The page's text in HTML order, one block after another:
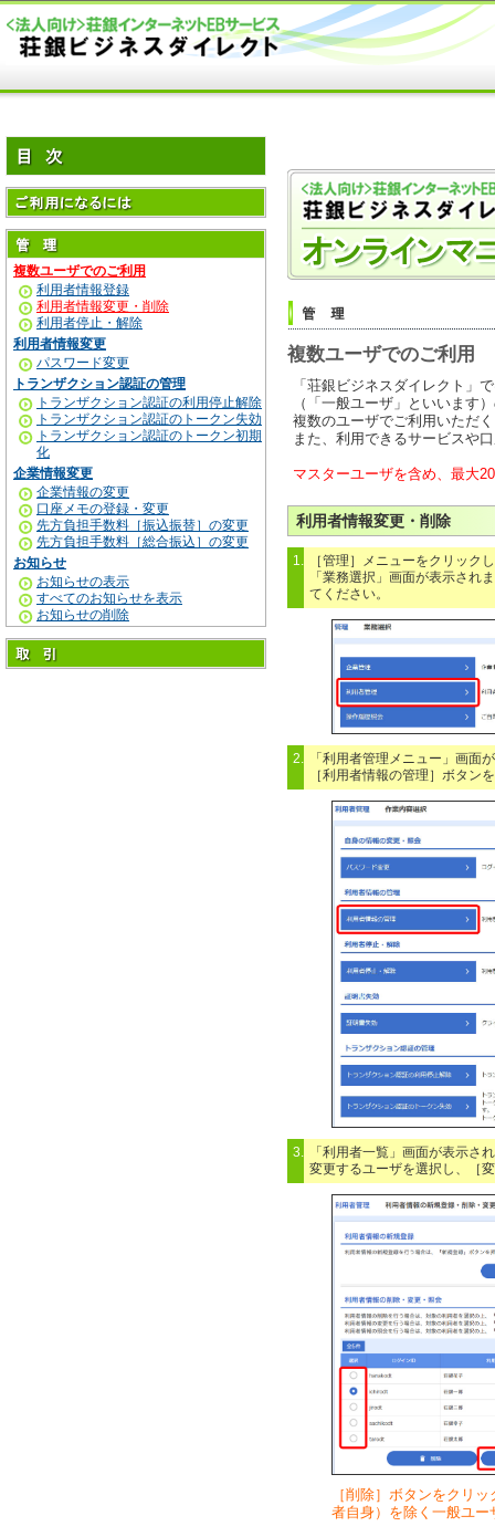
複数ユーザでのご利用
利用者情報登録
利用者情報変更・削除
利用者停止・解除
利用者情報変更
パスワード変更
トランザクション認証の管理
トランザクション認証の利用停止解除
トランザクション認証のトークン失効
トランザクション認証のトークン初期
化
企業情報変更
企業情報の変更
口座メモの登録・変更
先方負担手数料［振込振替］の変更
先方負担手数料［総合振込］の変更
お知らせ
お知らせの表示
すべてのお知らせを表示
お知らせの削除
複数ユーザでのご利用
「荘銀ビジネスダイレクト」
（「一般ユーザ」といいます
複数のユーザでご利用いただ
また、利用できるサービスや
マスターユーザを含め、最大
利用者情報変更・削除
1.
［管理］メニューをクリック
「業務選択」画面が表示され
てください。
2.
「利用者管理メニュー」画面
［利用者情報の管理］ボタン
3.
「利用者一覧」画面が表示さ
変更するユーザを選択し、［
［削除］ボタンをクリ
者自身）を除く一般ユ